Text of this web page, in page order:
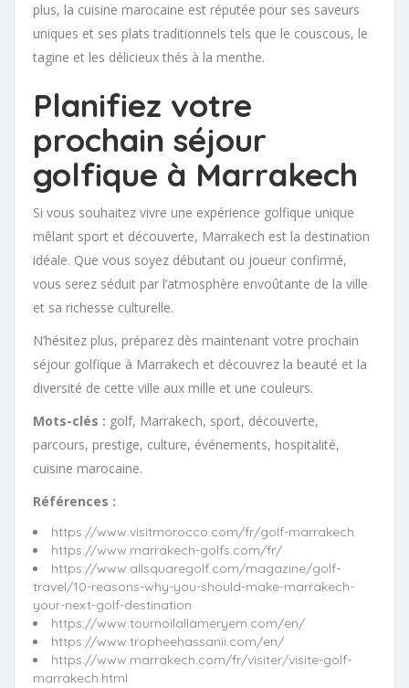
plus, la cuisine marocaine est réputée pour ses saveurs
uniques et ses plats traditionnels tels que le couscous, le
tagine et les délicieux thés à la menthe.
Planifiez votre
prochain séjour
golfique à Marrakech
Si vous souhaitez vivre une expérience golfique unique
mêlant sport et découverte, Marrakech est la destination
idéale. Que vous soyez débutant ou joueur confirmé,
vous serez séduit par l’atmosphère envoûtante de la ville
et sa richesse culturelle.
N’hésitez plus, préparez dès maintenant votre prochain
séjour golfique à Marrakech et découvrez la beauté et la
diversité de cette ville aux mille et une couleurs.
Mots-clés : golf, Marrakech, sport, découverte,
parcours, prestige, culture, événements, hospitalité,
cuisine marocaine.
Références :
https://www.visitmorocco.com/fr/golf-marrakech
https://www.marrakech-golfs.com/fr/
https://www.allsquaregolf.com/magazine/golf-
travel/10-reasons-why-you-should-make-marrakech-
your-next-golf-destination
https://www.tournoilallameryem.com/en/
https://www.tropheehassanii.com/en/
https://www.marrakech.com/fr/visiter/visite-golf-
marrakech.html